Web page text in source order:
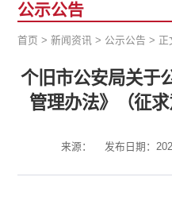
公示公告
首页 >新闻资讯 > 公示公告 > 正
个旧市公安局关于
管理办法》（征
来源： 发布日期：